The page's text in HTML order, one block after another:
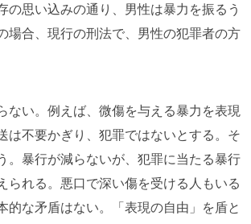
思い込みの通り、男性は暴力を振るう
場合、現行の刑法で、男性の犯罪者の方
ない。例えば、微傷を与える暴力を表現
は不要かぎり、犯罪ではないとする。そ
。暴行が減らないが、犯罪に当たる暴行
られる。悪口で深い傷を受ける人もいる
的な矛盾はない。「表現の自由」を盾と